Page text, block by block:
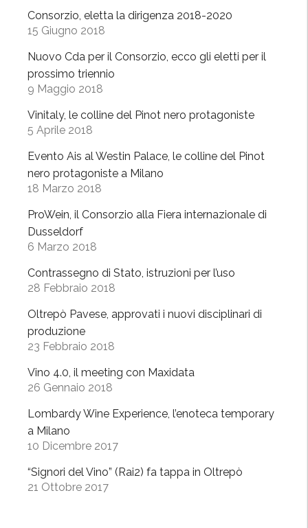
r
t
,
O
l
t
r
ò
C
i
t
t
à
e
l
G
u
s
Consorzio, eletta la dirigenza 2018-2020
15 Giugno 2018
Nuovo Cda per il Consorzio, ecco gli eletti per il
prossimo triennio
9 Maggio 2018
Vinitaly, le colline del Pinot nero protagoniste
5 Aprile 2018
Evento Ais al Westin Palace, le colline del Pinot
nero protagoniste a Milano
18 Marzo 2018
ProWein, il Consorzio alla Fiera internazionale di
Dusseldorf
6 Marzo 2018
Contrassegno di Stato, istruzioni per l’uso
28 Febbraio 2018
Oltrepò Pavese, approvati i nuovi disciplinari di
produzione
23 Febbraio 2018
Vino 4.0, il meeting con Maxidata
26 Gennaio 2018
Lombardy Wine Experience, l’enoteca temporary
a Milano
10 Dicembre 2017
“Signori del Vino” (Rai2) fa tappa in Oltrepò
21 Ottobre 2017